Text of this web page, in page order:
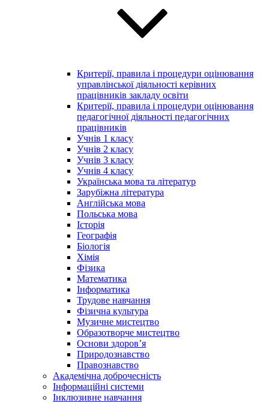
Критерії, правила і процедури оцінювання
управлінської діяльності керівних
працівників закладу освіти
Критерії, правила і процедури оцінювання
педагогічної діяльності педагогічних
працівників
Учнів 1 класу
Учнів 2 класу
Учнів 3 класу
Учнів 4 класу
Українська мова та літератур
Зарубіжна література
Англійська мова
Польська мова
Історія
Географія
Біологія
Хімія
Фізика
Математика
Інформатика
Трудове навчання
Фізична культура
Музичне мистецтво
Образотворче мистецтво
Основи здоров’я
Природознавство
Правознавство
Академічна доброчесність
Інформаційні системи
Інклюзивне навчання